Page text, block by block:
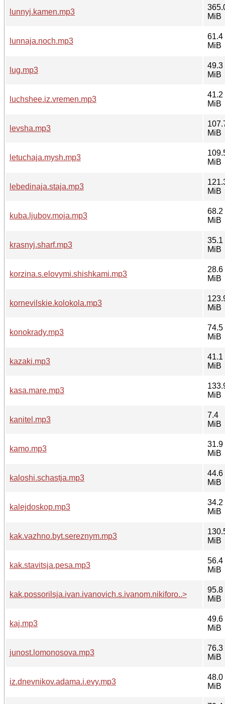
lunnyj.kamen.mp3
MiB
lunnaja.noch.mp3
61.4
MiB
lug.mp3
49.3
MiB
luchshee.iz.vremen.mp3
41.2
MiB
levsha.mp3
MiB
letuchaja.mysh.mp3
MiB
lebedinaja.staja.mp3
MiB
kuba.ljubov.moja.mp3
68.2
MiB
krasnyj.sharf.mp3
35.1
MiB
korzina.s.elovymi.shishkami.mp3
28.6
MiB
kornevilskie.kolokola.mp3
MiB
konokrady.mp3
74.5
MiB
kazaki.mp3
41.1
MiB
kasa.mare.mp3
MiB
kanitel.mp3
7.4
MiB
kamo.mp3
31.9
MiB
kaloshi.schastja.mp3
44.6
MiB
kalejdoskop.mp3
34.2
MiB
kak.vazhno.byt.sereznym.mp3
MiB
kak.stavitsja.pesa.mp3
56.4
MiB
kak.possorilsja.ivan.ivanovich.s.ivanom.nikiforo..>
95.8
MiB
kaj.mp3
49.6
MiB
junost.lomonosova.mp3
76.3
MiB
iz.dnevnikov.adama.i.evy.mp3
48.0
MiB